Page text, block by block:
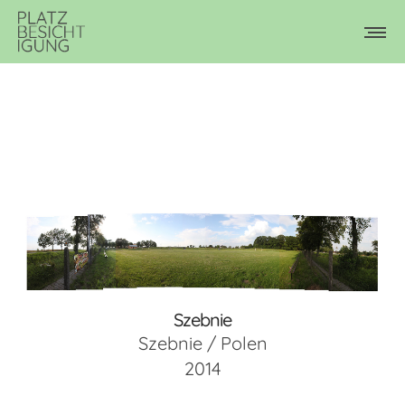
Szebnie
Szebnie / Polen
2014